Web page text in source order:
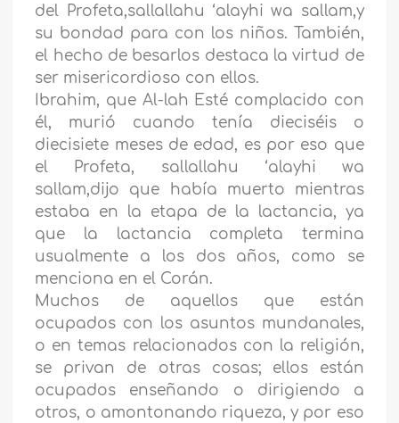
del Profeta,sallallahu ‘alayhi wa sallam,y
su bondad para con los niños. También,
el hecho de besarlos destaca la virtud de
ser misericordioso con ellos.
Ibrahim, que Al-lah Esté complacido con
él, murió cuando tenía dieciséis o
diecisiete meses de edad, es por eso que
el Profeta, sallallahu ‘alayhi wa
sallam,dijo que había muerto mientras
estaba en la etapa de la lactancia, ya
que la lactancia completa termina
usualmente a los dos años, como se
menciona en el Corán.
Muchos de aquellos que están
ocupados con los asuntos mundanales,
o en temas relacionados con la religión,
se privan de otras cosas; ellos están
ocupados enseñando o dirigiendo a
otros, o amontonando riqueza, y por eso